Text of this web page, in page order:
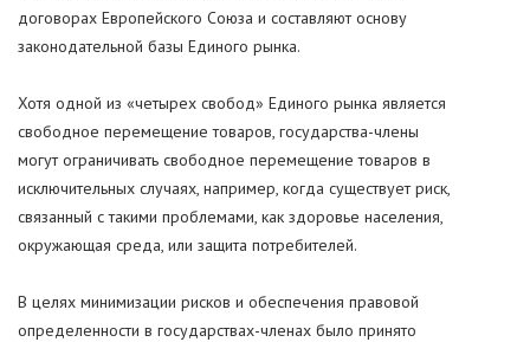
договорах Европейского Союза и составляют основу
законодательной базы Единого рынка.
Хотя одной из «четырех свобод» Единого рынка является
свободное перемещение товаров, государства-члены
могут ограничивать свободное перемещение товаров в
исключительных случаях, например, когда существует риск,
связанный с такими проблемами, как здоровье населения,
окружающая среда, или защита потребителей.
В целях минимизации рисков и обеспечения правовой
определенности в государствах-членах было принято